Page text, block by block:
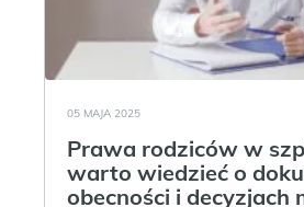
05 MAJA 2025
Prawa rodziców w
warto wiedzieć o
obecności i decyzjach